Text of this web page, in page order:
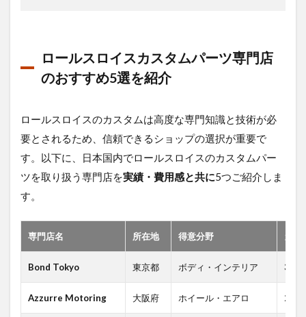
ロイ
スの
年間
いく
らで
か？
1.3
ロイ
スで1
番高
い値
何？
ロールスロイスカスタムパーツ専門店
のおすすめ5選を紹介
ロールスロイスのカスタムは高度な専門知識と技術が必
要とされるため、信頼できるショップの選択が重要で
す。 以下に、日本国内でロールスロイスのカスタムパー
ツを取り扱う専門店を実績・費用感と共に5つご紹介しま
す。​
専門店名 所在地 得意分野 カス
Bond Tokyo 東京都 ボディ・インテリア 300
Azzurre Motoring 大阪府 ホイール・エアロ 200